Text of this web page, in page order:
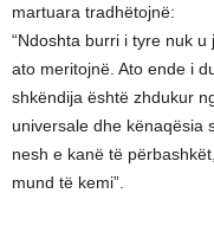
martuara tradhëtojnë:
“Ndoshta burri i tyre nuk
ato meritojnë. Ato ende i
shkëndija është zhdukur
universale dhe kënaqësia
nesh e kanë të
mund të kemi”.